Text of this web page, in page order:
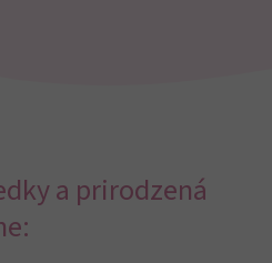
a prirodzená